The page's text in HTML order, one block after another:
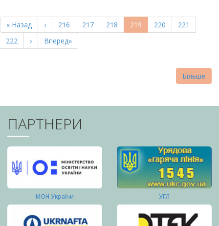
НА
СТОРІНКИ
Перша
сторінка
« Назад
Попередня
сторінка
‹ Page
216 Page
217 Page
218
Поточна
сторінка
219 Page
220 Page
221
Page
222
Наступна
сторінка
›
Остання
сторінка
Вперед»
Більше
ПАРТНЕРИ
МОН України УГЛ